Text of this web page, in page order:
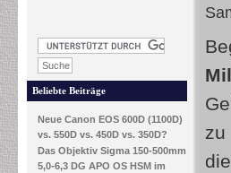
Beliebte Beiträge
Neue Canon EOS 600D (1100D)
vs. 550D vs. 450D vs. 350D?
Das Objektiv Sigma 150-500mm
5,0-6,3 DG APO OS HSM im